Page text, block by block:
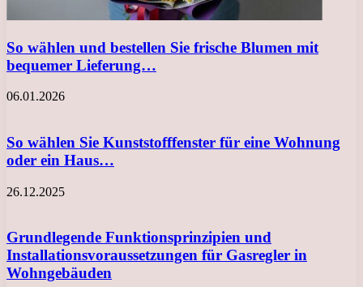
So wählen und bestellen Sie frische Blumen mit
bequemer Lieferung…
06.01.2026
So wählen Sie Kunststofffenster für eine Wohnung
oder ein Haus…
26.12.2025
Grundlegende Funktionsprinzipien und
Installationsvoraussetzungen für Gasregler in
Wohngebäuden